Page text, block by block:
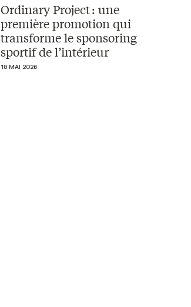
Ordinary Project : une
première promotion qui
transforme le sponsoring
sportif de l’intérieur
18 MAI 2026